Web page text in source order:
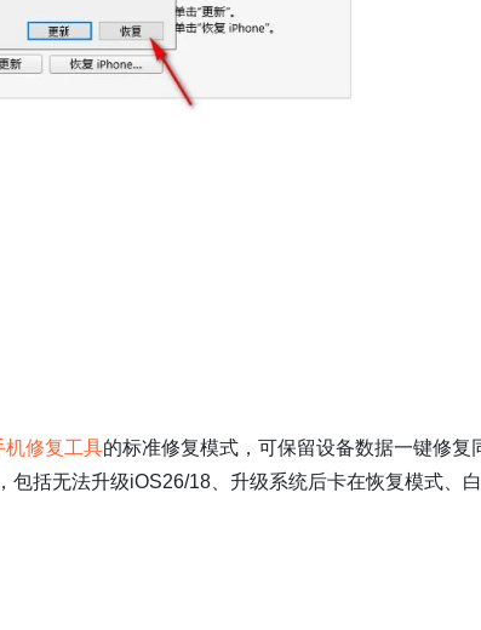
机修复工具的标准修复模式，可保留设备数据一键修复
括无法升级iOS26/18、升级系统后卡在恢复模式、